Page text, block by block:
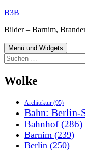
Zum
springen
B3B
Bilder – Barnim,
Menü und Widgets
Suchen
nach:
Wolke
Architektur (95)
Bahn: Berlin-
Bahnhof(286)
Barnim (239)
Berlin (250)